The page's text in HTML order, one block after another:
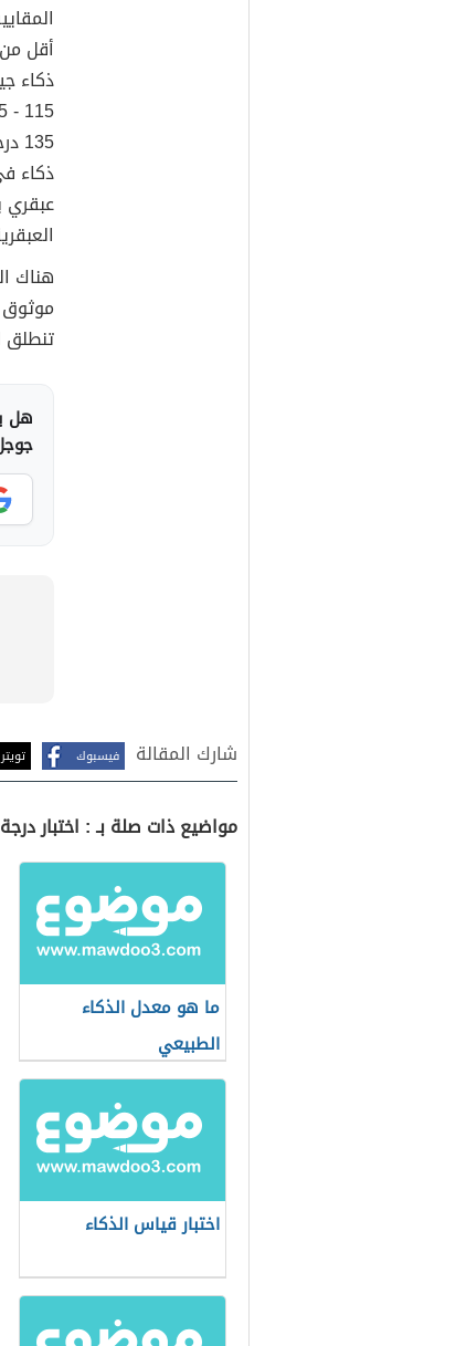
هناك
موثوق
تنطلق
هل
شارك المقالة فيسبوك تويتر
مواضيع ذات صلة بـ : اختبار
ما هو معدل الذكاء
الطبيعي
اختبار قياس الذكاء